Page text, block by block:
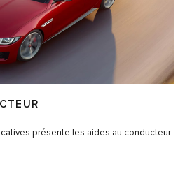
présente les aides au conducteur